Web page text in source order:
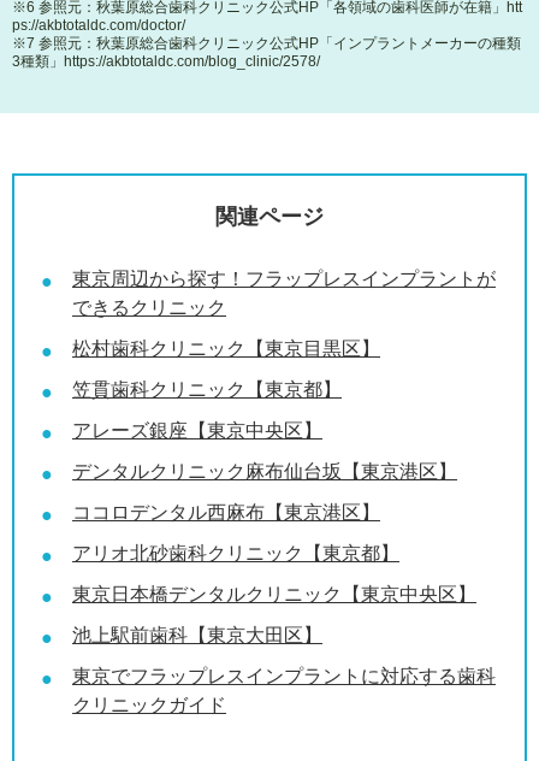
※6 参照元：秋葉原総合歯科クリニック公式HP「各領域の歯科医師が在籍」 htt
ps://akbtotaldc.com/doctor/
※7 参照元：秋葉原総合歯科クリニック公式HP「インプラントメーカーの種類
3種類」 https://akbtotaldc.com/blog_clinic/2578/
関連ページ
東京周辺から探す！フラップレスインプラントが
できるクリニック
松村歯科クリニック【東京目黒区】
笠貫歯科クリニック【東京都】
アレーズ銀座【東京中央区】
デンタルクリニック麻布仙台坂【東京港区】
ココロデンタル西麻布【東京港区】
アリオ北砂歯科クリニック【東京都】
東京日本橋デンタルクリニック【東京中央区】
池上駅前歯科【東京大田区】
東京でフラップレスインプラントに対応する歯科
クリニックガイド